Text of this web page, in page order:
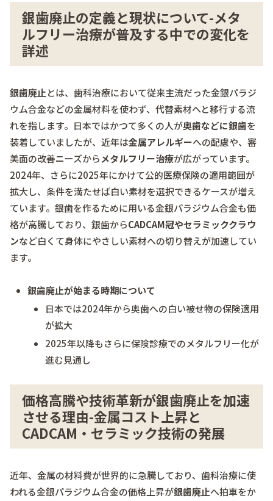
銀歯廃止の定義と現状について-メタ
ルフリー治療が普及する中での変化を
詳述
銀歯廃止とは、歯科治療において従来主流だった金銀パラジ
ウム合金などの金属材料を使わず、代替素材へと移行する流
れを指します。日本ではかつて多くの人が奥歯などに銀歯を
装着していましたが、近年は金属アレルギーへの配慮や、審
美面の改善ニーズからメタルフリー治療が広がっています。
2024年、さらに2025年にかけて公的医療保険の適用範囲が
拡大し、条件を満たせば白い素材を選択できるケースが増え
ています。銀歯を作るために用いる金銀パラジウム合金も価
格が高騰しており、銀歯からCADCAM冠やセラミッククラウ
ンなど白くて身体にやさしい素材への切り替えが加速してい
ます。
銀歯廃止が始まる時期について
日本では2024年から奥歯への白い被せ物の保険適用
が拡大
2025年以降もさらに保険診療でのメタルフリー化が
進む見通し
価格高騰や技術革新が銀歯廃止を加速
させる理由-金属コスト上昇と
CADCAM・セラミック技術の発展
近年、金属の材料費が世界的に急騰しており、歯科治療に使
われる金銀パラジウム合金の価格上昇が銀歯廃止へ拍車をか